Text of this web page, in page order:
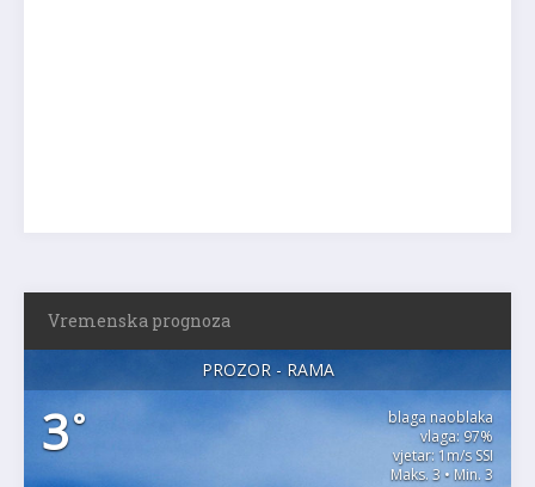
Vremenska prognoza
PROZOR - RAMA
3°
blaga naoblaka
vlaga: 97%
vjetar: 1m/s SSI
Maks. 3 • Min. 3